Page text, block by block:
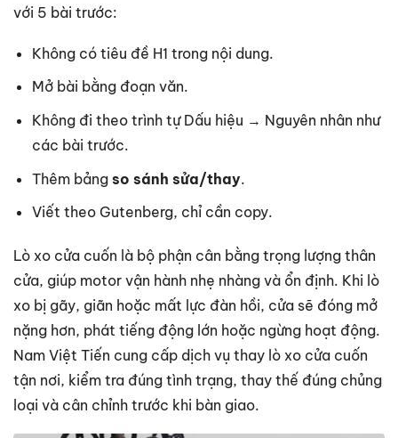
với 5 bài trước:
Không có tiêu đề H1 trong nội dung.
Mở bài bằng đoạn văn.
Không đi theo trình tự Dấu hiệu → Nguyên nhân như
các bài trước.
Thêm bảng so sánh sửa/thay.
Viết theo Gutenberg, chỉ cần copy.
Lò xo cửa cuốn là bộ phận cân bằng trọng lượng thân
cửa, giúp motor vận hành nhẹ nhàng và ổn định. Khi lò
xo bị gãy, giãn hoặc mất lực đàn hồi, cửa sẽ đóng mở
nặng hơn, phát tiếng động lớn hoặc ngừng hoạt động.
Nam Việt Tiến cung cấp dịch vụ thay lò xo cửa cuốn
tận nơi, kiểm tra đúng tình trạng, thay thế đúng chủng
loại và cân chỉnh trước khi bàn giao.